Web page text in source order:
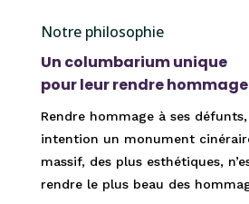
Notre philosophie
Un columbarium unique
pour leur rendre hommage
Rendre hommage à ses
intention un monument
massif, des plus esthétiques,
rendre le plus beau des